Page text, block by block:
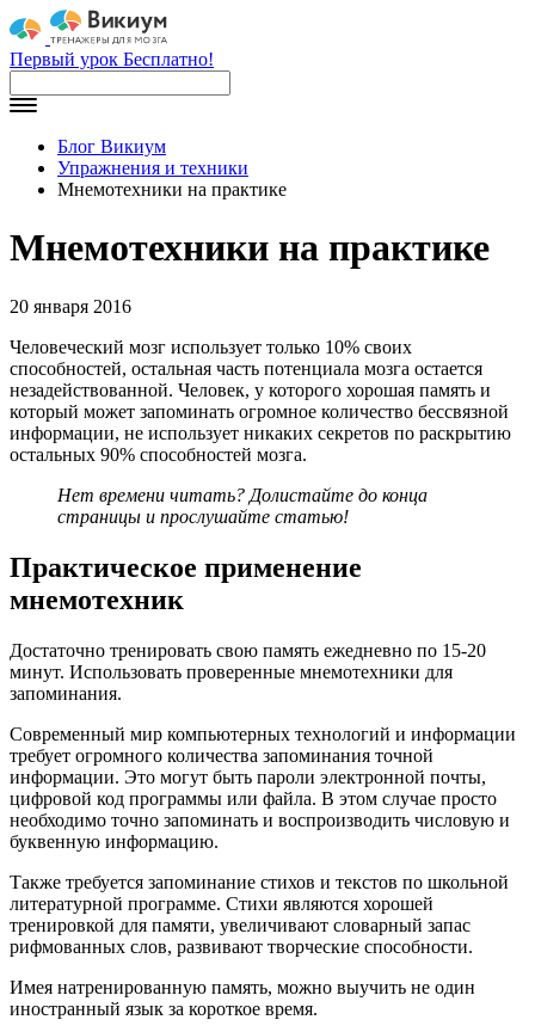
Первый урок Бесплатно!
Блог Викиум
Упражнения и техники
Мнемотехники на практике
Мнемотехники на практике
20 января 2016
Человеческий мозг использует только 10% своих
способностей, остальная часть потенциала мозга остается
незадействованной. Человек, у которого хорошая память и
который может запоминать огромное количество бессвязной
информации, не использует никаких секретов по раскрытию
остальных 90% способностей мозга.
Нет времени читать? Долистайте до конца
страницы и прослушайте статью!
Практическое применение
мнемотехник
Достаточно тренировать свою память ежедневно по 15-20
минут. Использовать проверенные мнемотехники для
запоминания.
Современный мир компьютерных технологий и информации
требует огромного количества запоминания точной
информации. Это могут быть пароли электронной почты,
цифровой код программы или файла. В этом случае просто
необходимо точно запоминать и воспроизводить числовую и
буквенную информацию.
Также требуется запоминание стихов и текстов по школьной
литературной программе. Стихи являются хорошей
тренировкой для памяти, увеличивают словарный запас
рифмованных слов, развивают творческие способности.
Имея натренированную память, можно выучить не один
иностранный язык за короткое время.